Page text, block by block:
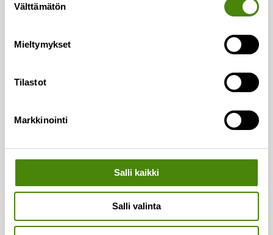
valinta
Välttämätön
Mieltymykset
Tilastot
Markkinointi
Salli kaikki
Salli valinta
Asiakaspalvelu:
Laskutus:
Puh.044 726 2993
84100 Ylivieska